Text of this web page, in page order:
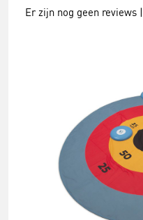
Er zijn nog geen reviews |